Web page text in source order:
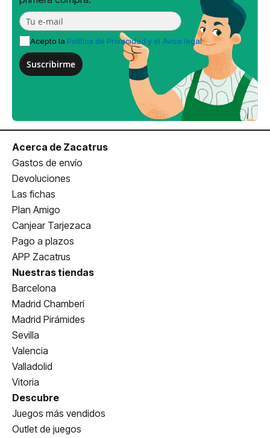
Acepto la Política de Privacidad y el Aviso legal
Suscribirme
Acerca de Zacatrus
Gastos de envío
Devoluciones
Las fichas
Plan Amigo
Canjear Tarjezaca
Pago a plazos
APP Zacatrus
Nuestras tiendas
Barcelona
Madrid Chamberí
Madrid Pirámides
Sevilla
Valencia
Valladolid
Vitoria
Descubre
Juegos más vendidos
Outlet de juegos